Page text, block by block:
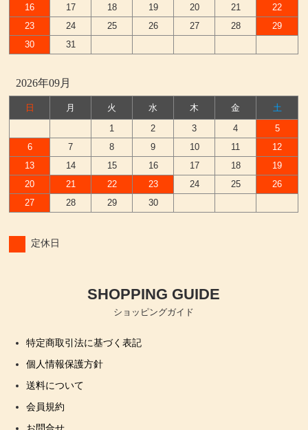
16
17 18 19 20 21
22
23
24 25 26 27 28
29
30
31
2026年09月
日 月 火 水 木 金
土
1
2 3 4
5
6
7 8 9 10 11
12
13
14 15 16 17 18
19
20
21 22 23 24 25
26
27
28 29 30
定休日
SHOPPING GUIDE
ショッピングガイド
特定商取引法に基づく表記
個人情報保護方針
送料について
会員規約